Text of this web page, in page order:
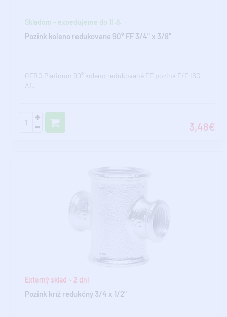
Skladom - expedujeme do 11.8.
Pozink koleno redukované 90° FF 3/4" x 3/8"
GEBO Platinum 90° koleno redukované FF pozink F/F ISO
A1..
3,48€
Externý sklad ~ 2 dni
Pozink kríž redukčný 3/4 x 1/2"